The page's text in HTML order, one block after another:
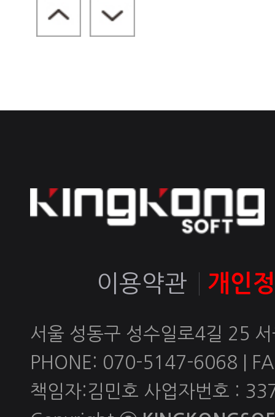
이용약관 개인
서울 성동구 성수일로4길 25
PHONE: 070-5147-6068 |
책임자:김민호 사업자번호 :